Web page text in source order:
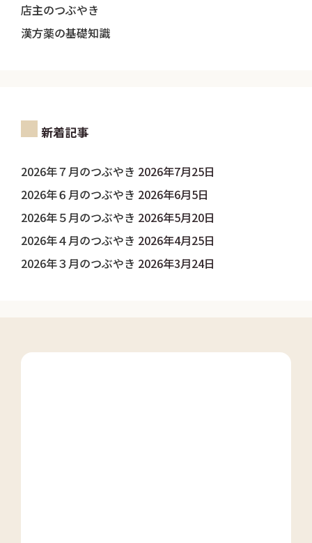
店主のつぶやき
漢方薬の基礎知識
新着記事
2026年７月のつぶやき 2026年7月25日
2026年６月のつぶやき 2026年6月5日
2026年５月のつぶやき 2026年5月20日
2026年４月のつぶやき 2026年4月25日
2026年３月のつぶやき 2026年3月24日